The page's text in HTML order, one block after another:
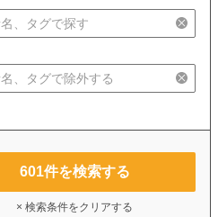
601件を検索する
× 検索条件をクリアする